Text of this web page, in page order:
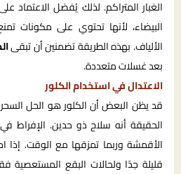
الغبار المتراكم. لذلك يُفضل
البيضاء، لأنها تحتوي على مكونات
الألياف. بهذه الطريقة تضمنين أن تبقى
بعد غسلات متعددة.
الاعتدال في استخدام الكلور
قد يظن البعض أن الكلور هو الحل
الحقيقة أنه سلاح ذو حدين.
الأقمشة وربما تمزقها مع الوقت. إذا
قليلة جدًا ولحالات البقع